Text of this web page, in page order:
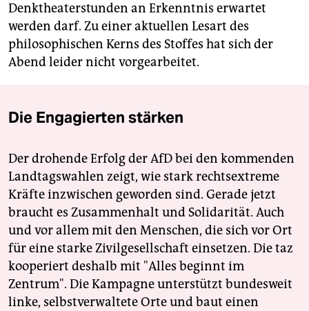
Denktheaterstunden an Erkenntnis erwartet
werden darf. Zu einer aktuellen Lesart des
philosophischen Kerns des Stoffes hat sich der
Abend leider nicht vorgearbeitet.
Die Engagierten stärken
Der drohende Erfolg der AfD bei den kommenden
Landtagswahlen zeigt, wie stark rechtsextreme
Kräfte inzwischen geworden sind. Gerade jetzt
braucht es Zusammenhalt und Solidarität. Auch
und vor allem mit den Menschen, die sich vor Ort
für eine starke Zivilgesellschaft einsetzen. Die taz
kooperiert deshalb mit "Alles beginnt im
Zentrum". Die Kampagne unterstützt bundesweit
linke, selbstverwaltete Orte und baut einen